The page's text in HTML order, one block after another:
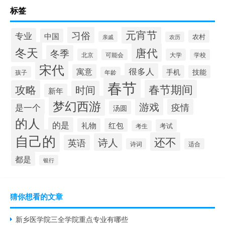
标签
专业 中国 习俗 亲戚 元宵节 农历 农村
冬天 冬季 北京 可能会 唐代 大学 学校
孩子 宋代 寓意 年龄 很多人 手机 技能
攻略 新年 时间 春节 春节期间
是一个 梦幻西游 汤圆 游戏 疫情
的人 的是 礼物 红包 考生 考试
自己的 英语 诗人 诗词 还不 适合
都是 银行
猜你想看的文章
新乡医学院三全学院重点专业有哪些